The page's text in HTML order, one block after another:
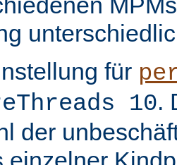
für
10.
der